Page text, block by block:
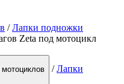
/Лапки подножки
Zeta под мотоцикл
/ Лапки